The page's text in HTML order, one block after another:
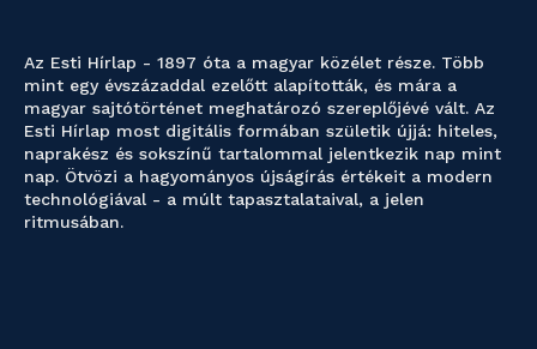
Az Esti Hírlap - 1897 óta a magyar közélet része. Több
mint egy évszázaddal ezelőtt alapították, és mára a
magyar sajtótörténet meghatározó szereplőjévé vált. Az
Esti Hírlap most digitális formában születik újjá: hiteles,
naprakész és sokszínű tartalommal jelentkezik nap mint
nap. Ötvözi a hagyományos újságírás értékeit a modern
technológiával - a múlt tapasztalataival, a jelen
ritmusában.